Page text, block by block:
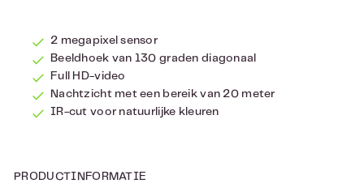
2 megapixel sensor
Beeldhoek van 130 graden diagonaal
Full HD-video
Nachtzicht met een bereik van 20 meter
IR-cut voor natuurlijke kleuren
PRODUCTINFORMATIE